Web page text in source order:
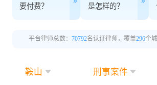
要付费？
是怎样的？
平台律师总数： 70792名认证律师，覆盖296个城
鞍山 刑事案件